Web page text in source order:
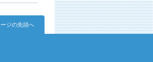
ージの先頭へ